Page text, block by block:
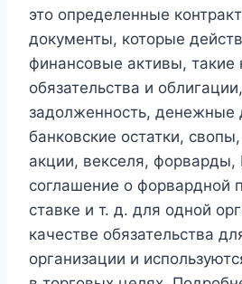
это определенные
документы, которые
финансовые активы, такие
обязательства и
задолженность, денежные
банковские остатки,
акции, векселя, форварды,
соглашение о форвардной
ставке и т. д. для одной
качестве обязательства
организации и